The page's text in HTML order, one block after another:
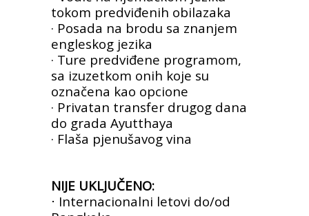
tokom predviđenih obilazaka
· Posada na brodu sa znanjem
engleskog jezika
· Ture predviđene programom,
sa izuzetkom onih koje su
označena kao opcione
· Privatan transfer drugog dana
do grada Ayutthaya
· Flaša pjenušavog vina
NIJE UKLJUČENO:
⋅ Internacionalni letovi do/od